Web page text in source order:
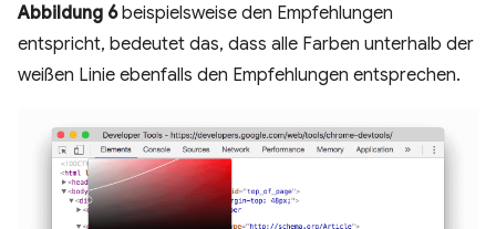
Abbildung 6beispielsweise den Empfehlungen
entspricht, bedeutet das, dass alle Farben unterhalb der
weißen Linie ebenfalls den Empfehlungen entsprechen.